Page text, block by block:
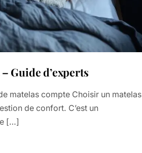
Guide d’experts
matelas compte Choisir un matelas
de confort. C’est un
[…]